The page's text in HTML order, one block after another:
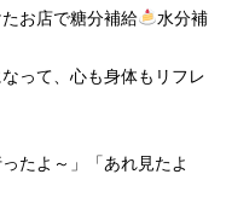
お店で糖分補給
水分補
って、心も身体もリフレ
たよ～」「あれ見たよ